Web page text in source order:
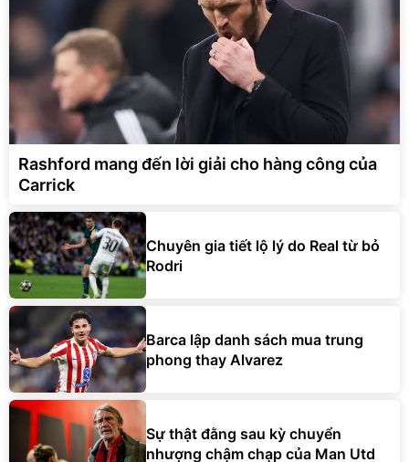
Rashford mang đến lời giải cho hàng công của
Carrick
Chuyên gia tiết lộ lý do Real từ bỏ
Rodri
Barca lập danh sách mua trung
phong thay Alvarez
Sự thật đằng sau kỳ chuyển
nhượng chậm chạp của Man Utd